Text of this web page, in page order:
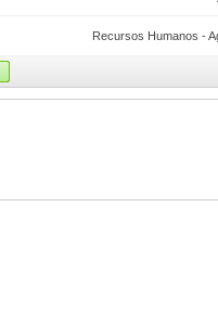
Recursos Humanos -